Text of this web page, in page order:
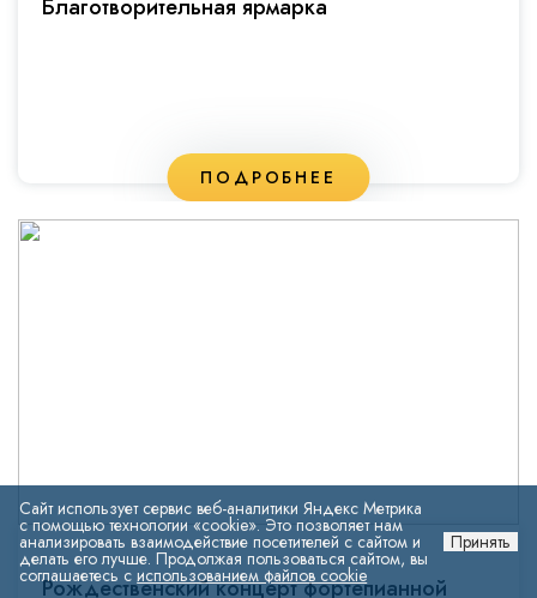
Благотворительная ярмарка
ПОДРОБНЕЕ
Рождественский концерт фортепианной
Сайт использует сервис веб-аналитики Яндекс Метрика
с помощью технологии «cookie». Это позволяет нам
анализировать взаимодействие посетителей с сайтом и
делать его лучше. Продолжая пользоваться сайтом, вы
соглашаетесь сиспользованием файлов cookie
Принять